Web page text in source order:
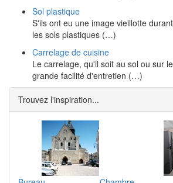
Sol plastique
S'ils ont eu une image vieillotte
les sols plastiques (…)
Carrelage de cuisine
Le carrelage, qu'il soit au sol ou sur
grande facilité d'entretien (…)
Trouvez l'inspiration...